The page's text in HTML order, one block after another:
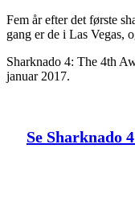
Fem år efter det første
gang er de i Las Vegas,
Sharknado 4: The 4th
januar 2017.
Se Sharknado